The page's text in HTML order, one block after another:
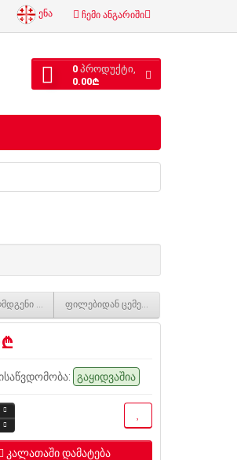
ჩემი ანგარიში
ენა
0 პროდუქტი,
0.00₾
საშუალება (სავარძლებისთვის)
ფილებიდან ცემენტის ნადების
გაყიდვაშია
კალათაში დამატება